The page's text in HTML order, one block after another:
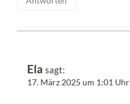
Ela sagt:
17. März 2025 um 1:01 Uhr